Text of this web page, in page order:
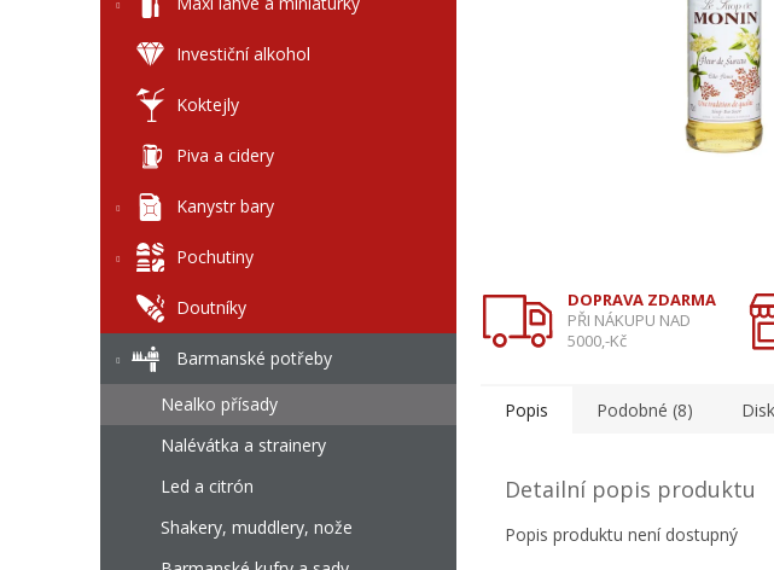
Investiční alkohol
Koktejly
Piva a cidery
Kanystr bary
Pochutiny
Doutníky
Barmanské potřeby
Nealko přísady
Nalévátka a strainery
Led a citrón
Shakery, muddlery, nože
DOPRAVA ZDARMA
PŘI NÁKUPU NAD
5000,-Kč
Popis Podobné (8)
Detailní popis produktu
Popis produktu není dostupný